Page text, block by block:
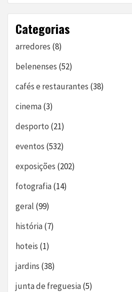
Categorias
arredores (8)
belenenses (52)
cafés e restaurantes (38)
cinema(3)
desporto (21)
eventos (532)
exposições (202)
fotografia(14)
geral (99)
história(7)
hoteis (1)
jardins (38)
junta de freguesia(5)